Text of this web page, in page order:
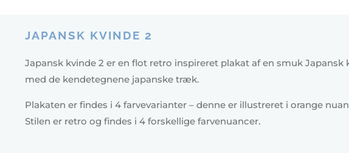
JAPANSK KVINDE 2
Japansk kvinde 2 er en flot retro inspireret plakat af en smuk Japansk
med de kendetegnene japanske træk.
Plakaten er findes i 4 farvevarianter – denne er illustreret i orange
Stilen er retro og findes i 4 forskellige farvenuancer.